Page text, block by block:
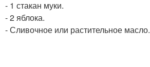
- 1 стакан муки.
- 2 яблока.
- Сливочное или растительное масло.